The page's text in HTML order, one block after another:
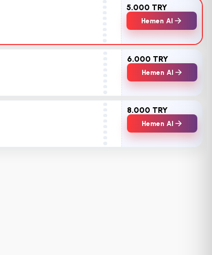
5.000 TRY
Hemen Al
6.000 TRY
Hemen Al
8.000 TRY
Hemen Al